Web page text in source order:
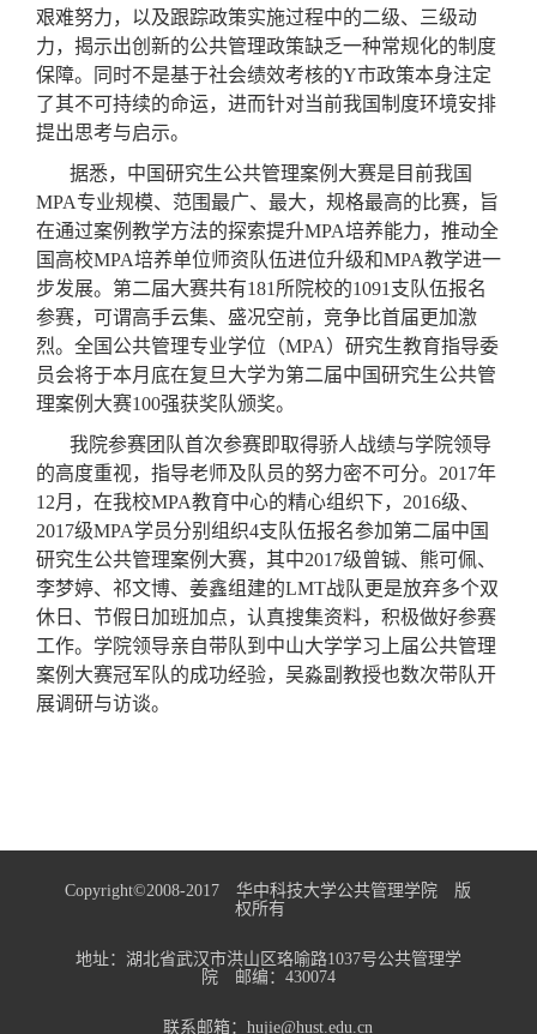
艰难努力，以及跟踪政策实施过程中的二级、三级动
力，揭示出创新的公共管理政策缺乏一种常规化的制度
保障。同时不是基于社会绩效考核的Y市政策本身注定
了其不可持续的命运，进而针对当前我国制度环境安排
提出思考与启示。
据悉，中国研究生公共管理案例大赛是目前我国
MPA专业规模、范围最广、最大，规格最高的比赛，旨
在通过案例教学方法的探索提升MPA培养能力，推动全
国高校MPA培养单位师资队伍进位升级和MPA教学进一
步发展。第二届大赛共有181所院校的1091支队伍报名
参赛，可谓高手云集、盛况空前，竞争比首届更加激
烈。全国公共管理专业学位（MPA）研究生教育指导委
员会将于本月底在复旦大学为第二届中国研究生公共管
理案例大赛100强获奖队颁奖。
我院参赛团队首次参赛即取得骄人战绩与学院领导
的高度重视，指导老师及队员的努力密不可分。2017年
12月，在我校MPA教育中心的精心组织下，2016级、
2017级MPA学员分别组织4支队伍报名参加第二届中国
研究生公共管理案例大赛，其中2017级曾铖、熊可佩、
李梦婷、祁文博、姜鑫组建的LMT战队更是放弃多个双
休日、节假日加班加点，认真搜集资料，积极做好参赛
工作。学院领导亲自带队到中山大学学习上届公共管理
案例大赛冠军队的成功经验，吴淼副教授也数次带队开
展调研与访谈。
Copyright©2008-2017 华中科技大学公共管理学院 版
权所有
地址：湖北省武汉市洪山区珞喻路1037号公共管理学
院 邮编：430074
联系邮箱：hujie@hust.edu.cn